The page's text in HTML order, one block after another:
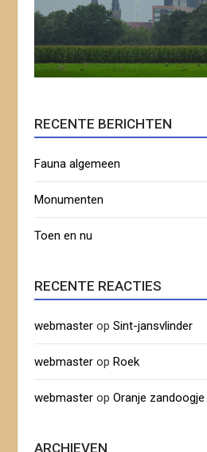
RECENTE BERICHTEN
Fauna algemeen
Monumenten
Toen en nu
RECENTE REACTIES
webmaster opSint-jansvlinder
webmaster opRoek
webmaster opOranje zandoogje
ARCHIEVEN